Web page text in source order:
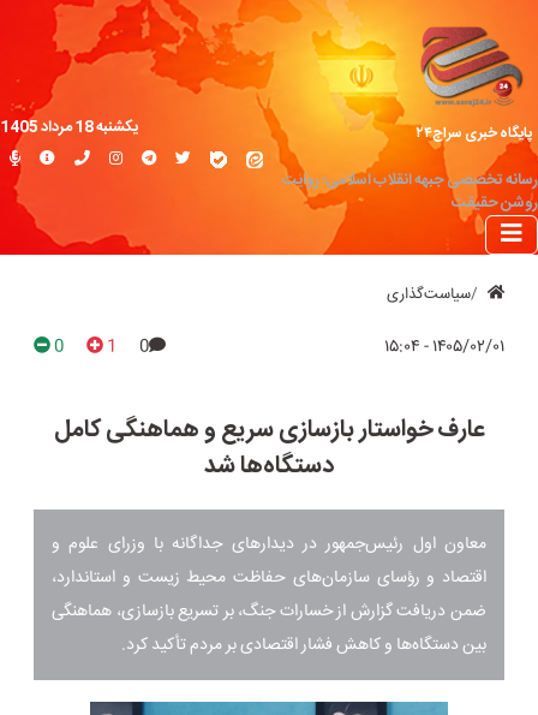
پایگاه خبری سراج۲۴
رسانه تخصصی جبهه انقلاب اسلامی؛ روایت
روشن حقیقت
یکشنبه 18 مرداد 1405
سیاست‌گذاری
۱۴۰۵/۰۲/۰۱ - ۱۵:۰۴ 0
1
0
عارف خواستار بازسازی سریع و هماهنگی کامل
دستگاه‌ها شد
معاون اول رئیس‌جمهور در دیدارهای جداگانه با وزرای علوم و
اقتصاد و رؤسای سازمان‌های حفاظت محیط‌ زیست و استاندارد،
ضمن دریافت گزارش از خسارات جنگ، بر تسریع بازسازی، هماهنگی
بین دستگاه‌ها و کاهش فشار اقتصادی بر مردم تأکید کرد.